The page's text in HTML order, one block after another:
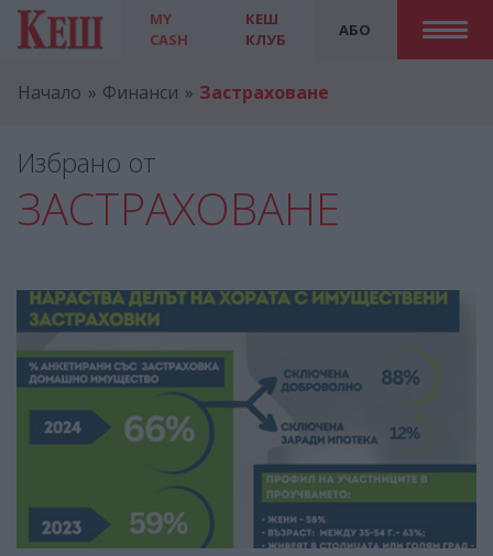
MY
CASH
АБО
КЕШ
КЛУБ
Начало Финанси Застраховане
Избрано от
ЗАСТРАХОВАНЕ